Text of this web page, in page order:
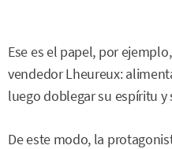
Ese es el papel, por
vendedor Lheureux:
luego doblegar su espíritu y
De este modo, la